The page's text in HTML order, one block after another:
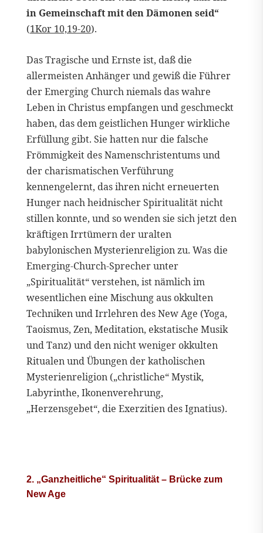
in Gemeinschaft mit den Dämonen seid“
(1Kor 10,19-20).
Das Tragische und Ernste ist, daß die
allermeisten Anhänger und gewiß die Führer
der Emerging Church niemals das wahre
Leben in Christus empfangen und geschmeckt
haben, das dem geistlichen Hunger wirkliche
Erfüllung gibt. Sie hatten nur die falsche
Frömmigkeit des Namenschristentums und
der charismatischen Verführung
kennengelernt, das ihren nicht erneuerten
Hunger nach heidnischer Spiritualität nicht
stillen konnte, und so wenden sie sich jetzt den
kräftigen Irrtümern der uralten
babylonischen Mysterienreligion zu. Was die
Emerging-Church-Sprecher unter
„Spiritualität“ verstehen, ist nämlich im
wesentlichen eine Mischung aus okkulten
Techniken und Irrlehren des New Age (Yoga,
Taoismus, Zen, Meditation, ekstatische Musik
und Tanz) und den nicht weniger okkulten
Ritualen und Übungen der katholischen
Mysterienreligion („christliche“ Mystik,
Labyrinthe, Ikonenverehrung,
„Herzensgebet“, die Exerzitien des Ignatius).
2. „Ganzheitliche“ Spiritualität – Brücke zum
New Age